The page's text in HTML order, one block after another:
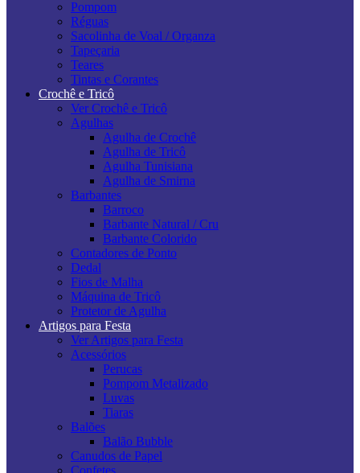
Pompom
Réguas
Sacolinha de Voal / Organza
Tapeçaria
Teares
Tintas e Corantes
Crochê e Tricô
Ver Crochê e Tricô
Agulhas
Agulha de Crochê
Agulha de Tricô
Agulha Tunisiana
Agulha de Smirna
Barbantes
Barroco
Barbante Natural / Cru
Barbante Colorido
Contadores de Ponto
Dedal
Fios de Malha
Máquina de Tricô
Protetor de Agulha
Artigos para Festa
Ver Artigos para Festa
Acessórios
Perucas
Pompom Metalizado
Luvas
Tiaras
Balões
Balão Bubble
Canudos de Papel
Confetes